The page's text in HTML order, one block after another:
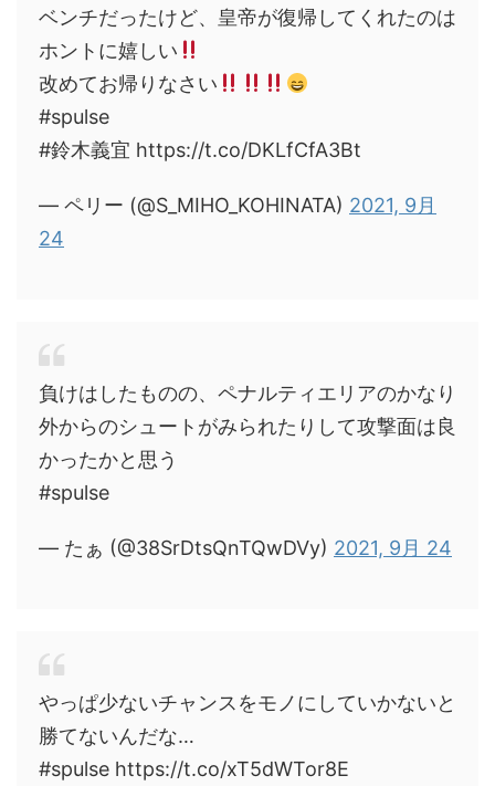
ベンチだったけど、皇帝が復帰してくれたのは
ホントに嬉しい
改めてお帰りなさい
#spulse
#鈴木義宜 https://t.co/DKLfCfA3Bt
— ペリー (@S_MIHO_KOHINATA) 2021, 9月
24
負けはしたものの、ペナルティエリアのかなり
外からのシュートがみられたりして攻撃面は良
かったかと思う
#spulse
— たぁ (@38SrDtsQnTQwDVy) 2021, 9月 24
やっぱ少ないチャンスをモノにしていかないと
勝てないんだな…
#spulse https://t.co/xT5dWTor8E